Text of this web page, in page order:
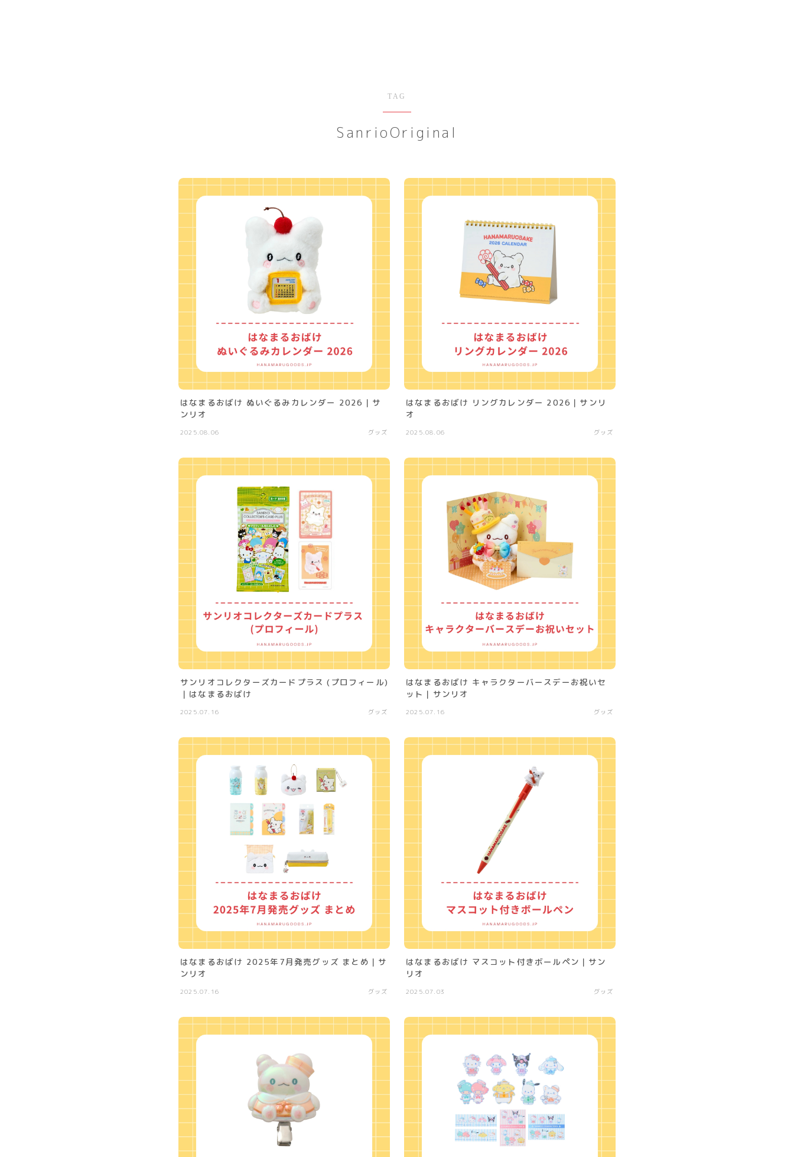
TAG
SanrioOriginal
はなまるおばけ ぬいぐるみカレンダー 2026｜サ
ンリオ
2025.08.06 グッズ
はなまるおばけ リングカレンダー 2026｜サンリ
オ
2025.08.06 グッズ
サンリオコレクターズカードプラス (プロフィール)
｜はなまるおばけ
2025.07.16 グッズ
はなまるおばけ キャラクターバースデーお祝いセ
ット｜サンリオ
2025.07.16 グッズ
はなまるおばけ 2025年7月発売グッズ まとめ｜サ
ンリオ
2025.07.16 グッズ
はなまるおばけ マスコット付きボールペン｜サン
リオ
2025.07.03 グッズ